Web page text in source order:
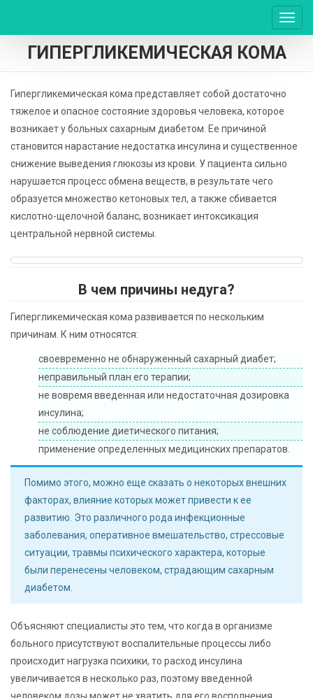
ГИПЕРГЛИКЕМИЧЕСКАЯ КОМА
Гипергликемическая кома представляет собой достаточно
тяжелое и опасное состояние здоровья человека, которое
возникает у больных сахарным диабетом. Ее причиной
становится нарастание недостатка инсулина и существенное
снижение выведения глюкозы из крови. У пациента сильно
нарушается процесс обмена веществ, в результате чего
образуется множество кетоновых тел, а также сбивается
кислотно-щелочной баланс, возникает интоксикация
центральной нервной системы.
В чем причины недуга?
Гипергликемическая кома развивается по нескольким
причинам. К ним относятся:
своевременно не обнаруженный сахарный диабет;
неправильный план его терапии;
не вовремя введенная или недостаточная дозировка
инсулина;
не соблюдение диетического питания;
применение определенных медицинских препаратов.
Помимо этого, можно еще сказать о некоторых внешних
факторах, влияние которых может привести к ее
развитию. Это различного рода инфекционные
заболевания, оперативное вмешательство, стрессовые
ситуации, травмы психического характера, которые
были перенесены человеком, страдающим сахарным
диабетом.
Объясняют специалисты это тем, что когда в организме
больного присутствуют воспалительные процессы либо
происходит нагрузка психики, то расход инсулина
увеличивается в несколько раз, поэтому введенной